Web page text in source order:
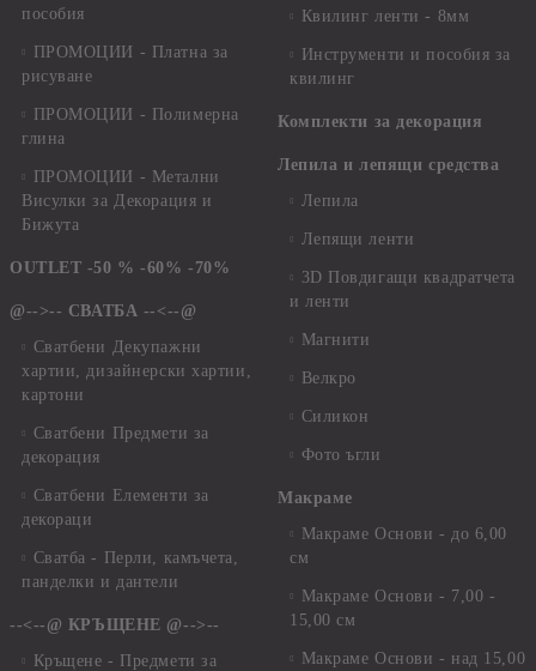
пособия
ПРОМОЦИИ - Платна за
рисуване
ПРОМОЦИИ - Полимерна
глина
ПРОМОЦИИ - Метални
Висулки за Декорация и
Бижута
OUTLET -50 % -60% -70%
@-->-- СВАТБА --<--@
Сватбени Декупажни
хартии, дизайнерски хартии,
картони
Сватбени Предмети за
декорация
Сватбени Елементи за
декораци
Сватба - Перли, камъчета,
панделки и дантели
--<--@ КРЪЩЕНЕ @-->--
Кръщене - Предмети за
Квилинг ленти - 8мм
Инструменти и пособия за
квилинг
Комплекти за декорация
Лепила и лепящи средства
Лепила
Лепящи ленти
3D Повдигащи квадратчета
и ленти
Магнити
Велкро
Силикон
Фото ъгли
Макраме
Макраме Основи - до 6,00
см
Макраме Основи - 7,00 -
15,00 см
Макраме Основи - над 15,00